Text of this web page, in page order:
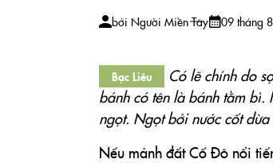
bởi Người Miền Tây 09 tháng
Bạc Liêu
Có lẽ chính do
bánh có tên là bánh tằm bì.
ngọt. Ngọt bởi nước cốt
Nếu mảnh đất Cố Đô nổi